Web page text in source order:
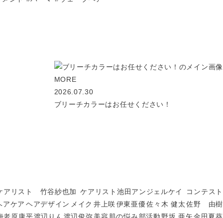
MORE
2026.07.30
ブリーチカラーはお任せください！
アリスト 竹谷紗也加 ケアリスト池田アンジェルケイ
コンテスト
アケア ヘアデザイン メイク 井上咲伊東亜優佐々木 健太 佐野 由樹